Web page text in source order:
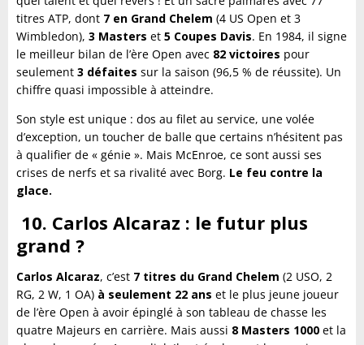
titres ATP, dont 7 en Grand Chelem (4 US Open et 3
Wimbledon), 3 Masters et 5 Coupes Davis. En 1984, il signe
le meilleur bilan de l’ère Open avec 82 victoires pour
seulement 3 défaites sur la saison (96,5 % de réussite). Un
chiffre quasi impossible à atteindre.
Son style est unique : dos au filet au service, une volée
d’exception, un toucher de balle que certains n’hésitent pas
à qualifier de « génie ». Mais McEnroe, ce sont aussi ses
crises de nerfs et sa rivalité avec Borg. Le feu contre la
glace.
10. Carlos Alcaraz : le futur plus
grand ?
Carlos Alcaraz, c’est 7 titres du Grand Chelem (2 USO, 2
RG, 2 W, 1 OA) à seulement 22 ans et le plus jeune joueur
de l’ère Open à avoir épinglé à son tableau de chasse les
quatre Majeurs en carrière. Mais aussi 8 Masters 1000 et la